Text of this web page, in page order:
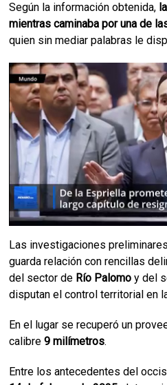
Según la información obtenida,
mientras caminaba por una de
quien sin mediar palabras le
Las investigaciones
guarda relación con rencillas
del sector de Río Palomo y del
disputan el control territorial en
En el lugar se recuperó un
calibre9 milímetros.
Entre los antecedentes del